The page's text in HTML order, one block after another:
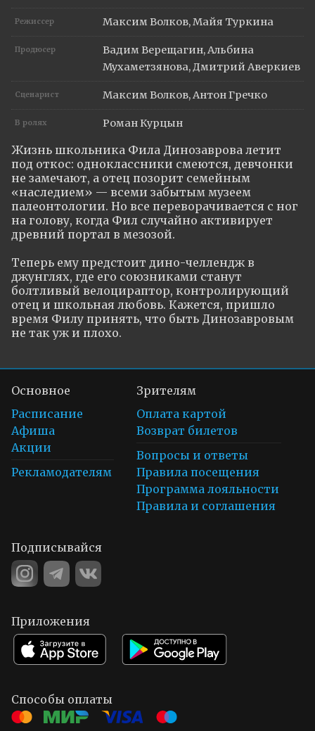
Режиссер Максим Волков, Майя Туркина
Продюсер
Вадим Верещагин, Альбина
Мухаметзянова, Дмитрий Аверкиев
Сценарист Максим Волков, Антон Гречко
В ролях Роман Курцын
Жизнь школьника Фила Динозаврова летит
под откос: одноклассники смеются, девчонки
не замечают, а отец позорит семейным
«наследием» — всеми забытым музеем
палеонтологии. Но все переворачивается с ног
на голову, когда Фил случайно активирует
древний портал в мезозой.
Теперь ему предстоит дино-челлендж в
джунглях, где его союзниками станут
болтливый велоцираптор, контролирующий
отец и школьная любовь. Кажется, пришло
время Филу принять, что быть Динозавровым
не так уж и плохо.
Основное
Расписание
Афиша
Акции
Рекламодателям
Зрителям
Оплата картой
Возврат билетов
Вопросы и ответы
Правила посещения
Программа лояльности
Правила и соглашения
Подписывайся
Приложения
Способы оплаты